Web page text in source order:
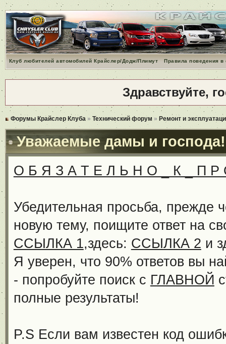
Клуб любителей автомобилей Крайслер/Додж/Плимут Правила поведения
Здравствуйте,
Форумы Крайслер Клуба» Технический форум » Ремонт и
Уважаемые дамы и
О Б Я З А Т Е Л Ь Н О _ К _ П
Убедительная просьба, прежде
новую тему, поищите ответ на
ССЫЛКА 1,здесь: ССЫЛКА 2 и
Я уверен, что 90% ответов вы
- попробуйте поиск с ГЛАВНОЙ
полные результаты!
P.S Если вам известен код